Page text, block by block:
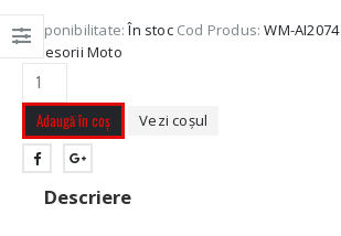
Disponibilitate:În stoc Cod Produs:WM-AI2074
Accesorii Moto
Adaugă în coș Vezi coșul
Descriere